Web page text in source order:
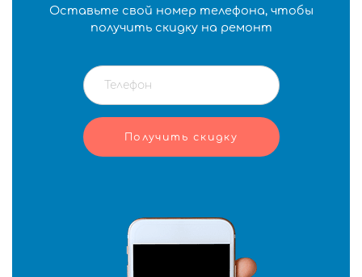
Оставьте свой номер телефона, чтобы
получить скидку на ремонт